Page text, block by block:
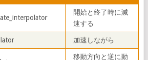
開始と終了時に減
速する
加速しながら
移動方向と逆に動